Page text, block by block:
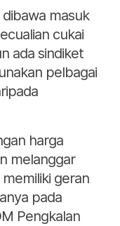
masuk
cukai
ada sindiket
pelbagai
harga
melanggar
geran
pada
Pengkalan